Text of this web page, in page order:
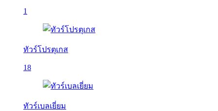
1
ทัวร์โปรตุเกส
18
ทัวร์เบลเยี่ยม